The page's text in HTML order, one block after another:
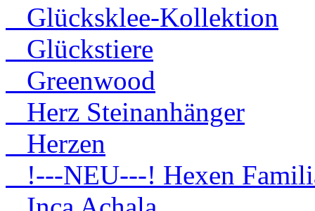
Glücksklee-Kollektion
Glückstiere
Greenwood
Herz Steinanhänger
Herzen
!---NEU---! Hexen